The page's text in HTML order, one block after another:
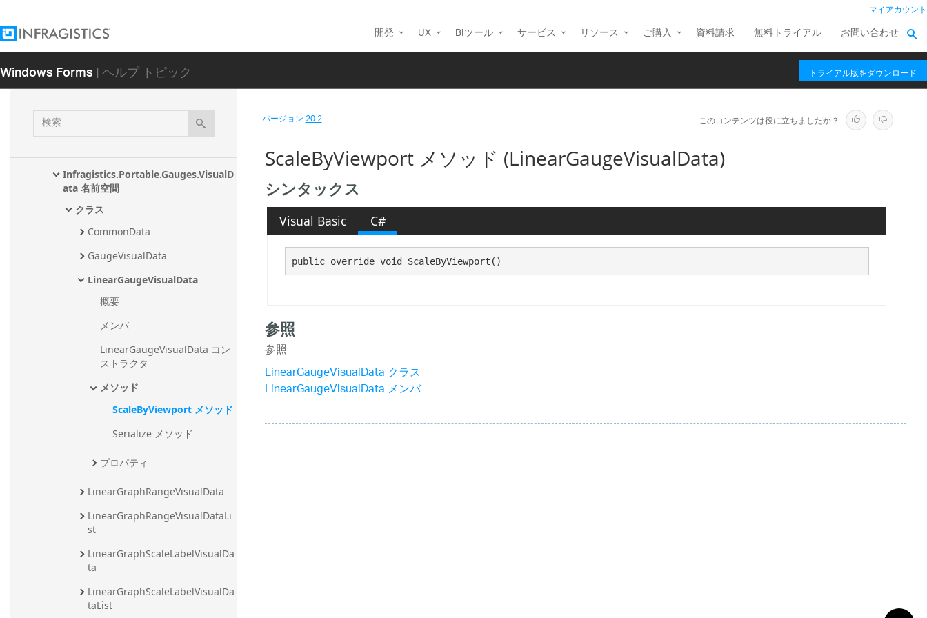
マイアカウント
開発 UX BIツール サービス リソース ご購入 資料請求 無料トライアル お問い合わせ
Windows Forms| ヘルプ トピック トライアル版をダウンロード
検
索
DataChart アセンブリ
Infragistics.Win.DataVisualization.Ultr
aGauges アセンブリ
Infragistics.Controls.Charts 名前空間
Infragistics.Controls.Gauges 名前空間
Infragistics.Controls.Gauges.VisualD
Infragistics.Portable.Gauges.VisualD
ata 名前空間
クラス
CommonData
GaugeVisualData
LinearGaugeVisualData
概要
メンバ
LinearGaugeVisualData コン
ストラクタ
メソッド
ScaleByViewport メソッド
Serialize メソッド
プロパティ
LinearGraphRangeVisualData
LinearGraphRangeVisualDataLi
st
LinearGraphScaleLabelVisualDa
ta
LinearGraphScaleLabelVisualDa
taList
バージョン20.2 このコンテンツは役に立ちましたか？
ScaleByViewport メソッド (LinearGaugeVisualData)
シンタックス
Visual Basic C#
public override void ScaleByViewport()
参照
参照
LinearGaugeVisualData クラス
LinearGaugeVisualData メンバ